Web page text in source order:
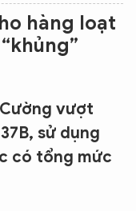
hàng loạt
vượt
sử dụng
có tổng mức